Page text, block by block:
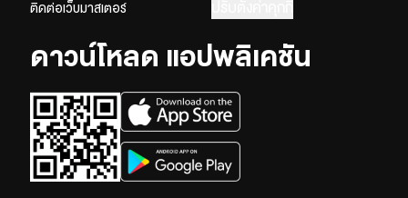
ติดต่อเว็บมาสเตอร์
ดาวน์โหลด แอปพลิเคชัน